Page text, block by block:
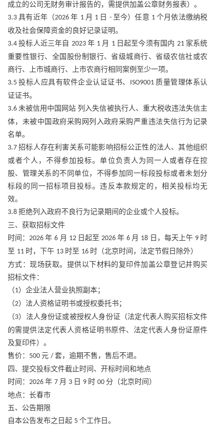
成立的公司无财务审计报告的，需提供加盖公章财务报表）。
3.3具有近年（2026年 1 月 1 日 - 至今）任意 1个月依法缴纳税
收及社会保障资金的良好记录证明。
3.4投标人近三年自 2023 年 1 月 1 日起至今须有国内 21 家系统
重要性银行、全国股份制银行、省级城商行、省级农信社或农
商行、上市城商行、上市农商行相同案例至少一项。
3.5投标人应具有软件企业认证证书、 ISO9001质量管理体系认
证证书。
3.6未被信用中国网站 列入失信被执行人、重大税收违法失信主
体，未被中国政府采购网列入政府采购严重违法失信行为记录
名单。
3.7招标人存在利害关系可能影响招标公正性的法人、其他组织
或者个人，不得参加投标。单位负责人为同一人或者存在控
股、管理关系的不同单位，不得参加同一标段投标或者未划分
标段的同一招标项目投标。违反本款规定的，相关投标均无
效。
3.8 拒绝列入政府不良行为记录期间的企业或个人投标。
三、获取招标文件
时间：2026年6 月 12 日起至2026年6 月 18 日，每天上午 9 时
至 11 时，下午 13 时至 16 时（北京时间，法定节假日除外）
方式：现场获取。提供以下材料的复印件加盖公章登记并购买
招标文件：
（1）企业法人营业执照副本；
（2）法人资格证明书或授权委托书；
（3）法人身份证或被授权人身份证（法定代表人购买招标文件
的需提供法定代表人资格证明书原件、法定代表人身份证原件
及复印件）。
售价： 500 元 / 套，逾期不售，售后不退。
四、提交投标文件截止时间、开标时间和地点
时间： 2026 年 7 月 3 日 9 时 00 分（北京时间）
地点：长春市
五、公告期限
自本公告发布之日起 5 个工作日。